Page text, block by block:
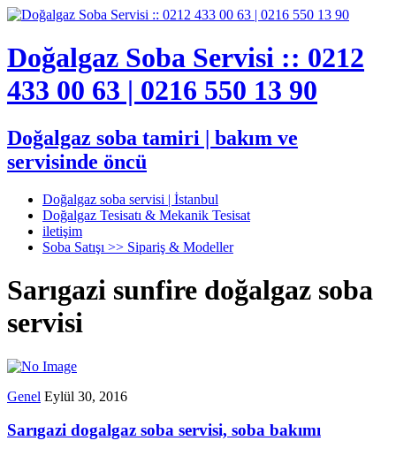
Doğalgaz Soba Servisi :: 0212
433 00 63 | 0216 550 13 90
Doğalgaz soba tamiri | bakım ve
servisinde öncü
Doğalgaz soba servisi | İstanbul
Doğalgaz Tesisatı & Mekanik Tesisat
iletişim
Soba Satışı >> Sipariş & Modeller
Sarıgazi sunfire doğalgaz soba
servisi
Genel Eylül 30, 2016
Sarıgazi dogalgaz soba servisi, soba bakımı